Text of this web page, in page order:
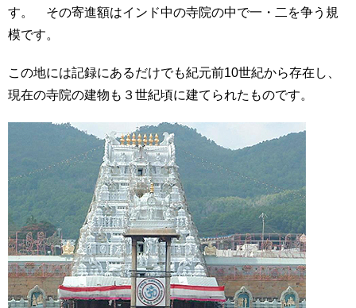
す。 その寄進額はインド中の寺院の中で一・二を争う規
模です。
この地には記録にあるだけでも紀元前10世紀から存在し、
現在の寺院の建物も３世紀頃に建てられたものです。